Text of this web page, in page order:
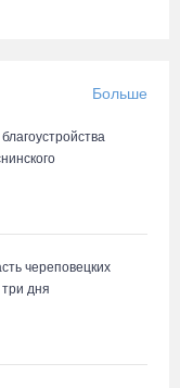
Больше
череповецких
дня